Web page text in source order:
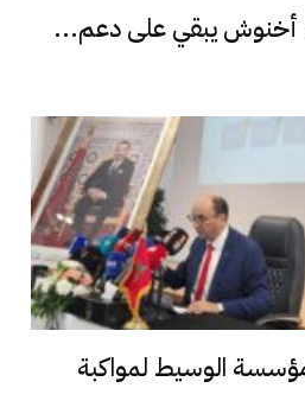
مؤسسة الوسيط لمواكبة